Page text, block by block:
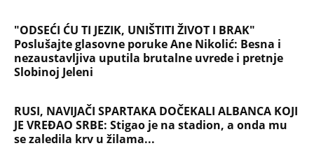
"ODSEĆI ĆU TI JEZIK, UNIŠTITI ŽIVOT I BRAK"
Poslušajte glasovne poruke Ane Nikolić: Besna i
nezaustavljiva uputila brutalne uvrede i pretnje
Slobinoj Jeleni
RUSI, NAVIJAČI SPARTAKA DOČEKALI ALBANCA KOJI
JE VREĐAO SRBE: Stigao je na stadion, a onda mu
se zaledila krv u žilama...